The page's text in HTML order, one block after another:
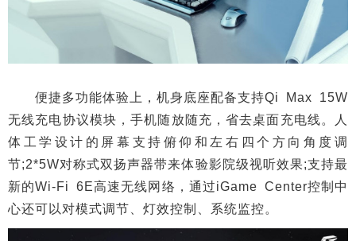
便捷多功能体验上，机身底座配备支持Qi Max 15W
无线充电协议模块，手机随放随充，省去桌面充电线。人
体工学设计的屏幕支持俯仰和左右四个方向角度调
节;2*5W对称式双扬声器带来体验影院级视听效果;支持最
新的Wi-Fi 6E高速无线网络，通过iGame Center控制中
心还可以对模式调节、灯效控制、系统监控。